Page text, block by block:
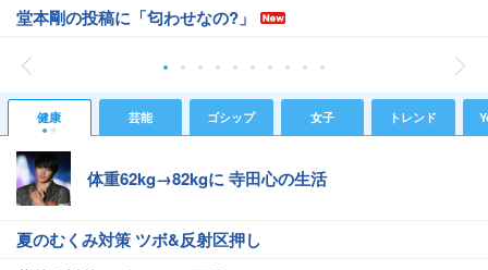
堂本剛の投稿に「匂わせなの?」
健康 芸能 ゴシップ 女子 トレンド
体重62kg→82kgに 寺田心の生活
夏のむくみ対策 ツボ&反射区押し